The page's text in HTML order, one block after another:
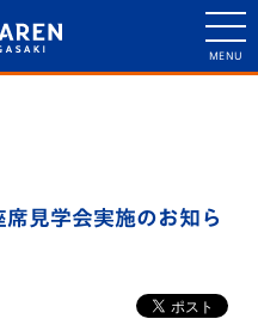
見学会実施のお知ら